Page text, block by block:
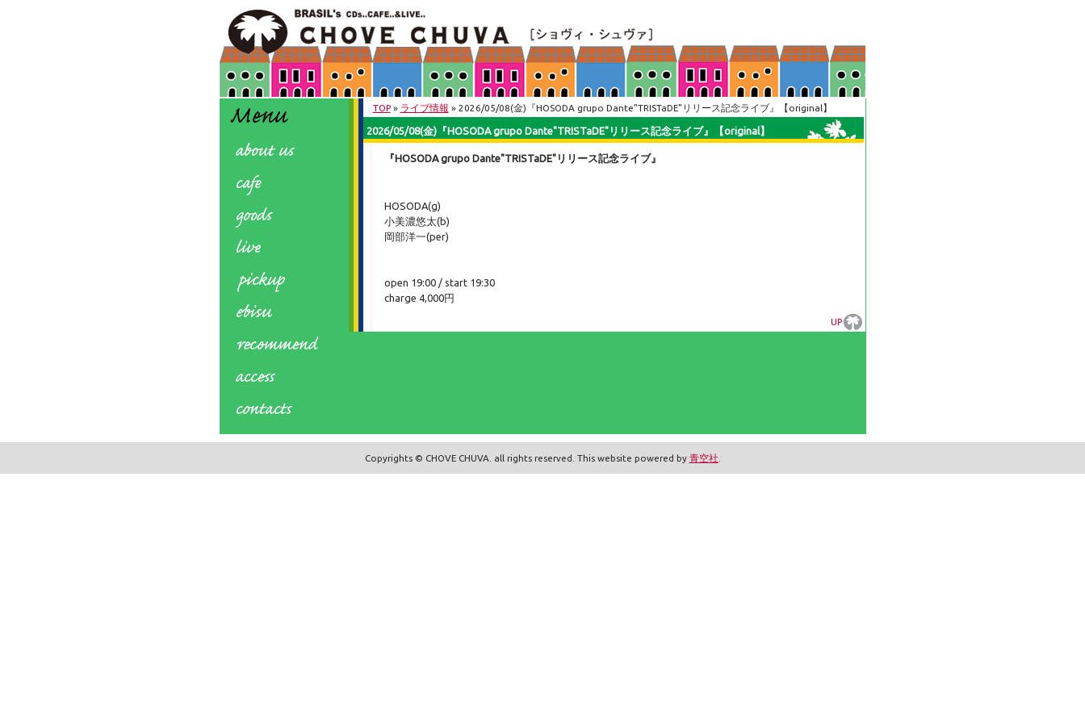
TOP» ライブ情報 » 2026/05/08(金)『HOSODA grupo Dante"TRISTaDE"リリース記念ライブ』【original】
2026/05/08(金)『HOSODA grupo Dante"TRISTaDE"リリース記念ライブ』【original】
『HOSODA grupo Dante"TRISTaDE"リリース記念ライブ』
HOSODA(g)
小美濃悠太(b)
岡部洋一(per)
open 19:00 / start 19:30
charge 4,000円
UP
Copyrights © CHOVE CHUVA. all rights reserved. This website powered by 青空社